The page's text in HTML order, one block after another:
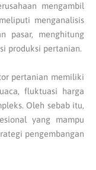
mengambil
menganalisis
pasar, menghitung
produksi pertanian.
pertanian memiliki
fluktuasi harga
Oleh sebab itu,
yang mampu
pengembangan